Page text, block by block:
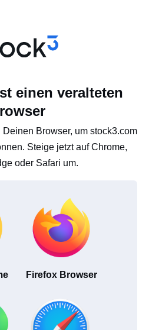
einen veralteten
Browser, um stock3.com
Steige jetzt auf Chrome,
oder Safari um.
Firefox Browser